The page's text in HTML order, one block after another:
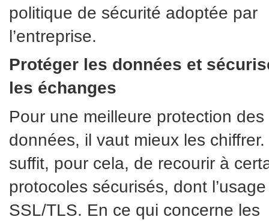
politique de sécurité adoptée par
l’entreprise.
Protéger les données et
les échanges
Pour une meilleure protection des
données, il vaut mieux les chiffrer.
suffit, pour cela, de recourir à
protocoles sécurisés, dont
SSL/TLS. En ce qui concerne les